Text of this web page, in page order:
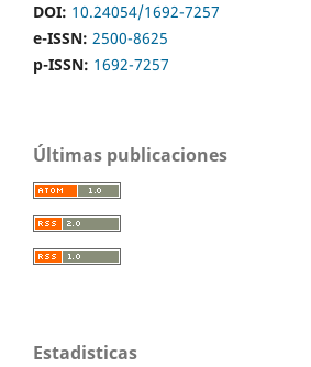
DOI: 10.24054/1692-7257
e-ISSN: 2500-8625
p-ISSN: 1692-7257
Últimas publicaciones
Estadisticas